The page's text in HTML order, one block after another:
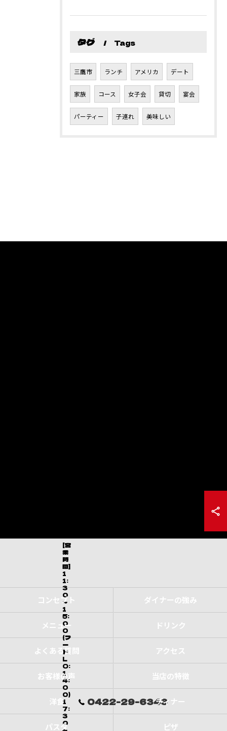
タグ Tags
三鷹市 ランチ アメリカ デート
家族 コース 女子会 貸切 宴会
パーティー 子連れ 美味しい
0422-29-6343
[営
業
時
間]
1
1:
3
0
～
1
5:
0
0
(フ
ー
ド
L
O:
1
4:
0
0)
1
7:
3
0
コンセプト ダイナーの強み
メニュー ドリンク
よくある質問 アクセス
お客様の声 当店の特徴
洋食 ディナー
パスタ ピザ